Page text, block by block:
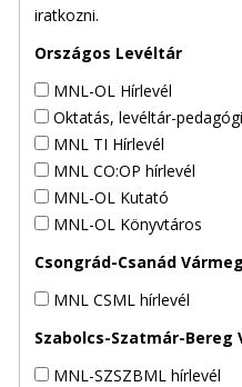
iratkozni.
Országos Levéltár
MNL-OL Hírlevél
Oktatás, levéltár-
MNL TI Hírlevél
MNL CO:OP hírlevél
MNL-OL Kutató
MNL-OL Könyvtáros
Csongrád-Csanád
MNL CSML hírlevél
Szabolcs-Szatmár-
MNL-SZSZBML hírlevél